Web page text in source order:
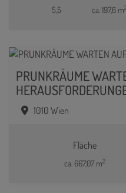
5,5 ca. 197,6 m
PRUNKRÄUME
1010 Wien
Fläche
ca. 667,07 m2